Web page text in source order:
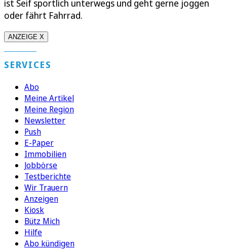
ist Seif sportlich unterwegs und geht gerne joggen
oder fährt Fahrrad.
ANZEIGE X
SERVICES
Abo
Meine Artikel
Meine Region
Newsletter
Push
E-Paper
Immobilien
Jobbörse
Testberichte
Wir Trauern
Anzeigen
Kiosk
Bütz Mich
Hilfe
Abo kündigen